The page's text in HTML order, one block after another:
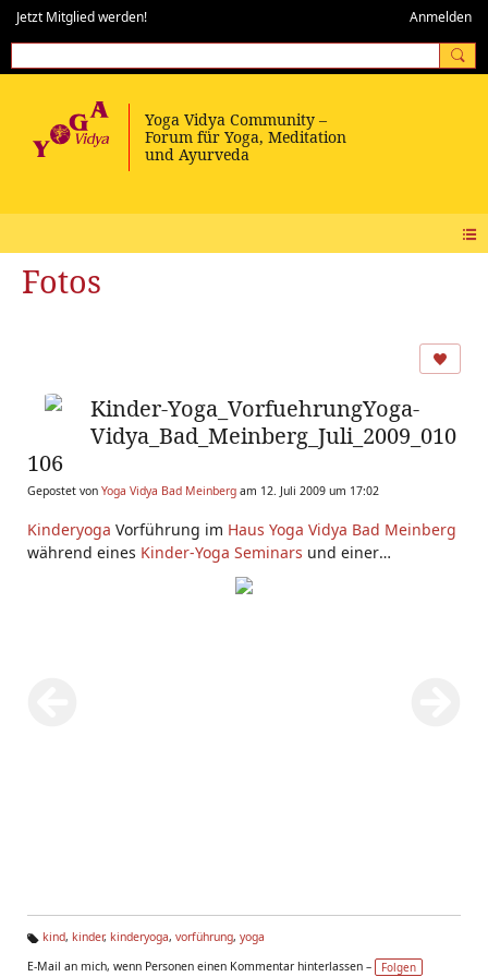
Jetzt Mitglied werden! Anmelden
Fotos
Kinder-Yoga_VorfuehrungYoga-
Vidya_Bad_Meinberg_Juli_2009_010
106
Gepostet von Yoga Vidya Bad Meinberg am 12. Juli 2009 um 17:02
Kinderyoga Vorführung im Haus Yoga Vidya Bad Meinberg
während eines Kinder-Yoga Seminars und einer
im Juli 2009.
g
kind, kinder, kinderyoga, vorführung, yoga
E-Mail an mich, wenn Personen einen Kommentar hinterlassen –
Folgen